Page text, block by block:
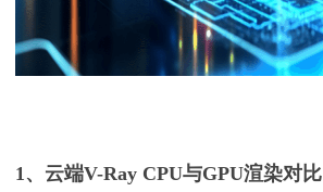
1、 云端V-Ray CPU与GPU渲染对比